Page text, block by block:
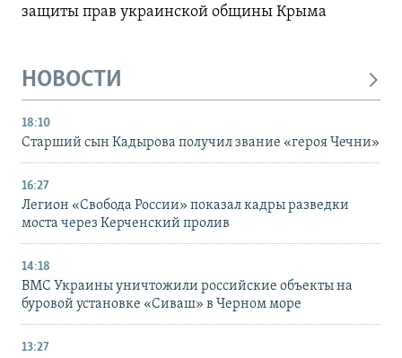
защиты прав украинской общины Крыма
НОВОСТИ
18:10
Старший сын Кадырова получил звание «героя Чечни»
16:27
Легион «Свобода России» показал кадры разведки
моста через Керченский пролив
14:18
ВМС Украины уничтожили российские объекты на
буровой установке «Сиваш» в Черном море
13:27